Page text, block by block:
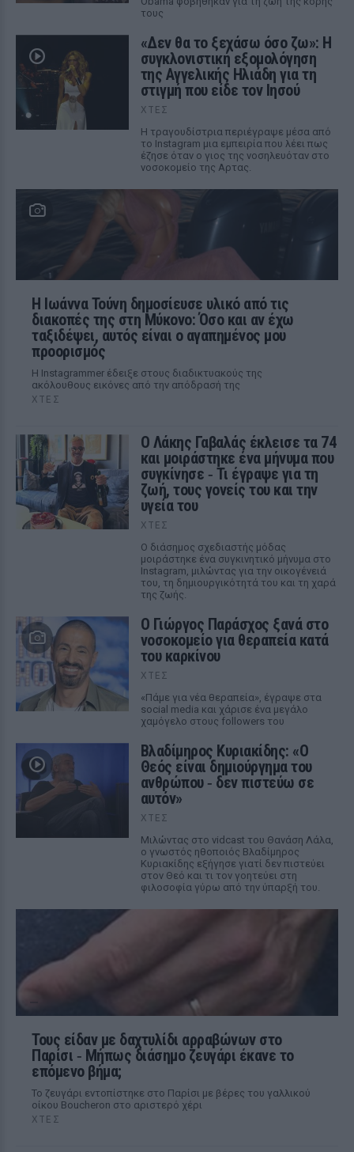
τους
«Δεν θα το ξεχάσω όσο ζω»: Η
συγκλονιστική εξομολόγηση
της Αγγελικής Ηλιάδη για τη
στιγμή που είδε τον Ιησού
ΧΤΕΣ
Η τραγουδίστρια περιέγραψε μέσα από
το Instagram μια εμπειρία που λέει πως
έζησε όταν ο γιος της νοσηλευόταν στο
νοσοκομείο της Αρτας.
Η Ιωάννα Τούνη δημοσίευσε υλικό από τις
διακοπές της στη Μύκονο: Όσο και αν έχω
ταξιδέψει, αυτός είναι ο αγαπημένος μου
προορισμός
Η Instagrammer έδειξε στους διαδικτυακούς της
ακόλουθους εικόνες από την απόδρασή της
ΧΤΕΣ
Ο Λάκης Γαβαλάς έκλεισε τα 74
και μοιράστηκε ένα μήνυμα που
συγκίνησε ‑ Τι έγραψε για τη
ζωή, τους γονείς του και την
υγεία του
ΧΤΕΣ
Ο διάσημος σχεδιαστής μόδας
μοιράστηκε ένα συγκινητικό μήνυμα στο
Instagram, μιλώντας για την οικογένειά
του, τη δημιουργικότητά του και τη χαρά
της ζωής.
O Γιώργος Παράσχος ξανά στο
νοσοκομείο για θεραπεία κατά
του καρκίνου
ΧΤΕΣ
«Πάμε για νέα θεραπεία», έγραψε στα
social media και χάρισε ένα μεγάλο
χαμόγελο στους followers του
Βλαδίμηρος Κυριακίδης: «Ο
Θεός είναι δημιούργημα του
ανθρώπου ‑ δεν πιστεύω σε
αυτόν»
ΧΤΕΣ
Μιλώντας στο vidcast του Θανάση Λάλα,
ο γνωστός ηθοποιός Βλαδίμηρος
Κυριακίδης εξήγησε γιατί δεν πιστεύει
στον Θεό και τι τον γοητεύει στη
φιλοσοφία γύρω από την ύπαρξή του.
Τους είδαν με δαχτυλίδι αρραβώνων στο
Παρίσι ‑ Μήπως διάσημο ζευγάρι έκανε το
επόμενο βήμα;
Το ζευγάρι εντοπίστηκε στο Παρίσι με βέρες του γαλλικού
οίκου Boucheron στο αριστερό χέρι
ΧΤΕΣ